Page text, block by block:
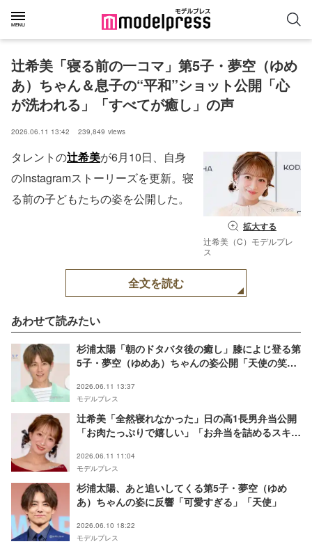
辻希美「寝る前の一コマ」第5子・夢空（ゆめ
あ）ちゃん＆息子の“平和”ショット公開「心
が洗われる」「すべてが癒し」の声
2026.06.11 13:42 239,849 views
拡大する
辻希美（C）モデルプレ
ス
タレントの辻希美が6月10日、自身
のInstagramストーリーズを更新。寝
る前の子どもたちの姿を公開した。
全文を読む
あわせて読みたい
杉浦太陽「朝のドタバタ後の癒し」膝によじ登る第
5子・夢空（ゆめあ）ちゃんの姿公開「天使の笑
2026.06.11 13:37
モデルプレス
辻希美「全然寝れなかった」日の高1長男弁当公開
「お肉たっぷりで嬉しい」「お弁当を詰めるスキル
2026.06.11 11:04
モデルプレス
杉浦太陽、あと追いしてくる第5子・夢空（ゆめ
あ）ちゃんの姿に反響「可愛すぎる」「天使」
2026.06.10 18:22
モデルプレス